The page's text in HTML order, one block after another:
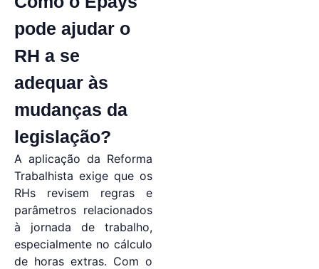
pode ajudar o
RH a se
adequar às
mudanças da
legislação?
A aplicação da Reforma
Trabalhista exige que os
RHs revisem regras e
parâmetros relacionados
à jornada de trabalho,
especialmente no cálculo
de horas extras. Com o